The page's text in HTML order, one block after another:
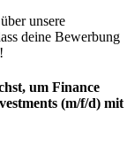
unsere
deine Bewerbung
um Finance
(m/f/d) mit